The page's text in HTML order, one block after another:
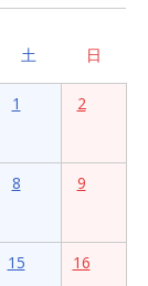
土 日
1 2
8 9
15
16